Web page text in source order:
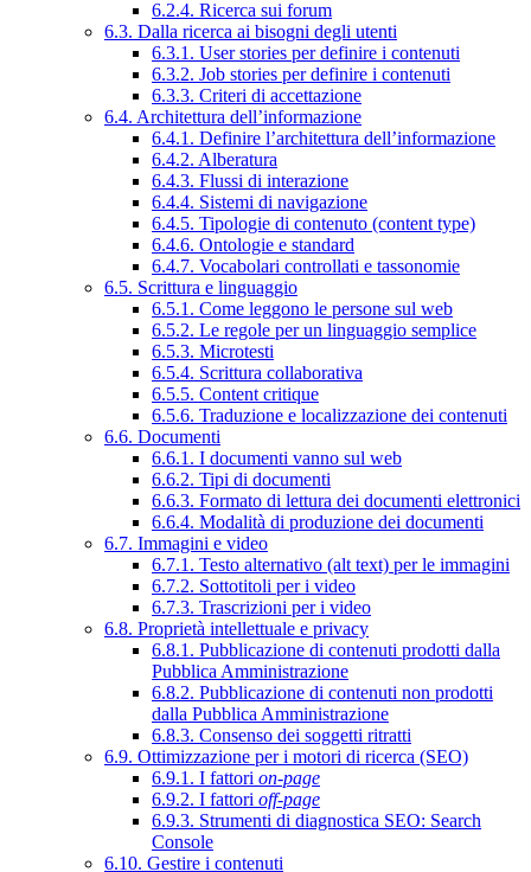
6.2.4. Ricerca sui forum
6.3. Dalla ricerca ai bisogni degli utenti
6.3.1. User stories per definire i contenuti
6.3.2. Job stories per definire i contenuti
6.3.3. Criteri di accettazione
6.4. Architettura dell’informazione
6.4.1. Definire l’architettura dell’informazione
6.4.2. Alberatura
6.4.3. Flussi di interazione
6.4.4. Sistemi di navigazione
6.4.5. Tipologie di contenuto (content type)
6.4.6. Ontologie e standard
6.4.7. Vocabolari controllati e tassonomie
6.5. Scrittura e linguaggio
6.5.1. Come leggono le persone sul web
6.5.2. Le regole per un linguaggio semplice
6.5.3. Microtesti
6.5.4. Scrittura collaborativa
6.5.5. Content critique
6.5.6. Traduzione e localizzazione dei contenuti
6.6. Documenti
6.6.1. I documenti vanno sul web
6.6.2. Tipi di documenti
6.6.3. Formato di lettura dei documenti elettronici
6.6.4. Modalità di produzione dei documenti
6.7. Immagini e video
6.7.1. Testo alternativo (alt text) per le immagini
6.7.2. Sottotitoli per i video
6.7.3. Trascrizioni per i video
6.8. Proprietà intellettuale e privacy
6.8.1. Pubblicazione di contenuti prodotti dalla
Pubblica Amministrazione
6.8.2. Pubblicazione di contenuti non prodotti
dalla Pubblica Amministrazione
6.8.3. Consenso dei soggetti ritratti
6.9. Ottimizzazione per i motori di ricerca (SEO)
6.9.1. I fattori on-page
6.9.2. I fattori off-page
6.9.3. Strumenti di diagnostica SEO: Search
Console
6.10. Gestire i contenuti